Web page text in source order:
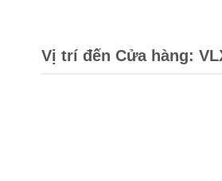
Vị trí đến Cửa hàng: